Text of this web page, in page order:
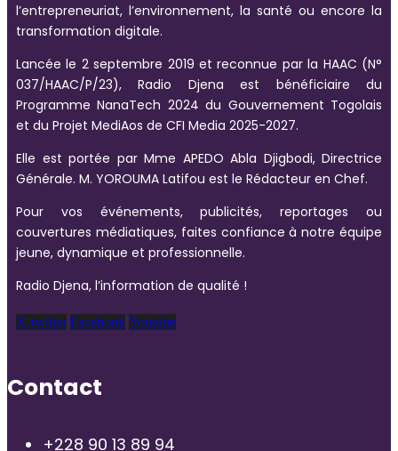
l’entrepreneuriat, l’environnement, la santé ou encore la
transformation digitale.
Lancée le 2 septembre 2019 et reconnue par la HAAC (N°
037/HAAC/P/23), Radio Djena est bénéficiaire du
Programme NanaTech 2024 du Gouvernement Togolais
et du Projet MediAos de CFI Media 2025-2027.
Elle est portée par Mme APEDO Abla Djigbodi, Directrice
Générale. M. YOROUMA Latifou est le Rédacteur en Chef.
Pour vos événements, publicités, reportages ou
couvertures médiatiques, faites confiance à notre équipe
jeune, dynamique et professionnelle.
Radio Djena, l’information de qualité !
X-twitter Facebook Youtube
Contact
+228 90 13 89 94